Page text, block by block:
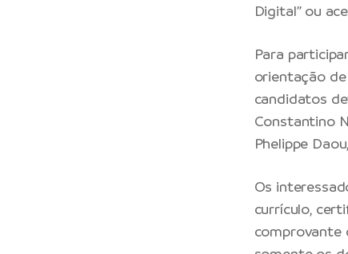
Digital” ou
Para
orientação
candidatos
Constantino
Phelippe
Os
currículo,
comprovante